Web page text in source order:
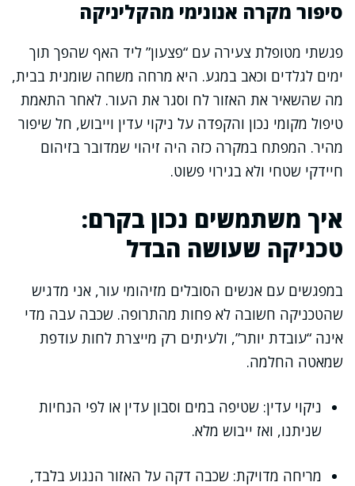
סיפור מקרה אנונימי מהקליניקה
פגשתי מטופלת צעירה עם “פצעון” ליד האף שהפך תוך
ימים לגלדים וכאב במגע. היא מרחה משחה שומנית בבית,
מה שהשאיר את האזור לח וסגר את העור. לאחר התאמת
טיפול מקומי נכון והקפדה על ניקוי עדין וייבוש, חל שיפור
מהיר. המפתח במקרה כזה היה זיהוי שמדובר בזיהום
חיידקי שטחי ולא בגירוי פשוט.
איך משתמשים נכון בקרם:
טכניקה שעושה הבדל
במפגשים עם אנשים הסובלים מזיהומי עור, אני מדגיש
שהטכניקה חשובה לא פחות מהתרופה. שכבה עבה מדי
אינה “עובדת יותר”, ולעיתים רק מייצרת לחות עודפת
שמאטה החלמה.
ניקוי עדין: שטיפה במים וסבון עדין או לפי הנחיות
שניתנו, ואז ייבוש מלא.
מריחה מדויקת: שכבה דקה על האזור הנגוע בלבד,